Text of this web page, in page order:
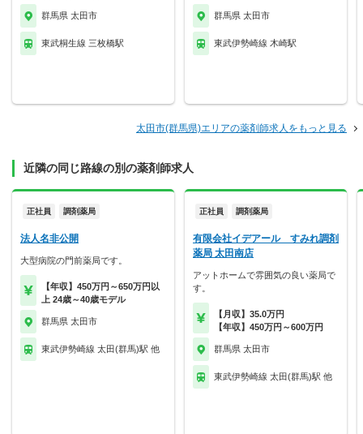
群馬県 太田市
東武桐生線 三枚橋駅
群馬県 太田市
東武伊勢崎線 木崎駅
太田市(群馬県)エリアの薬剤師求人をもっと見る
近隣の同じ路線の別の薬剤師求人
正社員 調剤薬局
法人名非公開
大型病院の門前薬局です。
【年収】450万円～650万円以
上 24歳～40歳モデル
群馬県 太田市
東武伊勢崎線 太田(群馬)駅 他
正社員 調剤薬局
有限会社イデアール すみれ調剤
薬局 太田南店
アットホームで雰囲気の良い薬局で
す。
【月収】35.0万円
【年収】450万円～600万円
群馬県 太田市
東武伊勢崎線 太田(群馬)駅 他